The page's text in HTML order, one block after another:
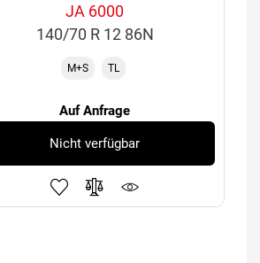
JA 6000
140/70 R 12 86N
M+S TL
Auf Anfrage
Nicht verfügbar